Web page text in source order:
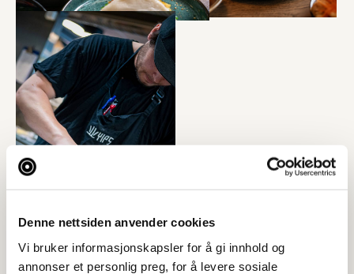
Denne nettsiden anvender cookies
Vi bruker informasjonskapsler for å gi innhold og
annonser et personlig preg, for å levere sosiale